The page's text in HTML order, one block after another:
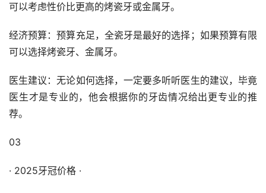
可以考虑性价比更高的烤瓷牙或金属牙。
经济预算：预算充足，全瓷牙是最好的选择；如果预算有限
可以选择烤瓷牙、金属牙。
医生建议：无论如何选择，一定要多听听医生的建议，毕竟
医生才是专业的，他会根据你的牙齿情况给出更专业的推
荐。
03
· 2025牙冠价格 ·